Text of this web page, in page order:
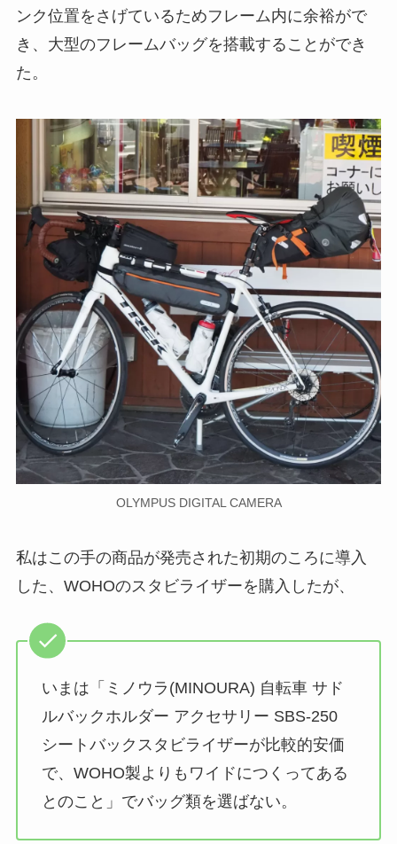
ンク位置をさげているためフレーム内に余裕がで
き、大型のフレームバッグを搭載することができ
た。
OLYMPUS DIGITAL CAMERA
私はこの手の商品が発売された初期のころに導入
した、WOHOのスタビライザーを購入したが、
いまは「 ミノウラ(MINOURA) 自転車 サド
ルバックホルダー アクセサリー SBS-250
シートバックスタビライザーが比較的安価
で、WOHO製よりもワイドにつくってある
とのこと」でバッグ類を選ばない。